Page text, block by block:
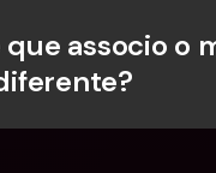
que associo o